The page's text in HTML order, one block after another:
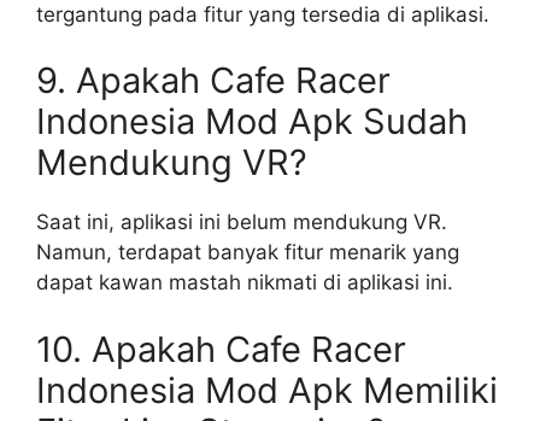
tergantung pada fitur yang tersedia di aplikasi.
9. Apakah Cafe Racer
Indonesia Mod Apk Sudah
Mendukung VR?
Saat ini, aplikasi ini belum mendukung VR.
Namun, terdapat banyak fitur menarik yang
dapat kawan mastah nikmati di aplikasi ini.
10. Apakah Cafe Racer
Indonesia Mod Apk Memiliki